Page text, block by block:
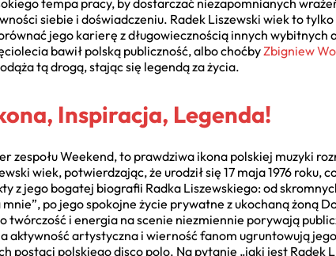
tempa pracy, by dostarczać niezapomnianych
siebie i doświadczeniu. Radek Liszewski wiek to
jego karierę z długowiecznością innych wybitnych
bawił polską publiczność, albo choćbyZbigniew
tą drogą, stając się legendą za życia.
Inspiracja, Legenda!
zespołu Weekend, to prawdziwa ikona polskiej muzyki
wiek, potwierdzając, że urodził się 17 maja 1976 roku,
z jego bogatej biografii Radka Liszewskiego: od
po jego spokojne życie prywatne z ukochaną żoną
twórczość i energia na scenie niezmiennie porywają
aktywność artystyczna i wierność fanom ugruntowują
postaci polskiego disco polo. Na pytanie „jaki jest Radek